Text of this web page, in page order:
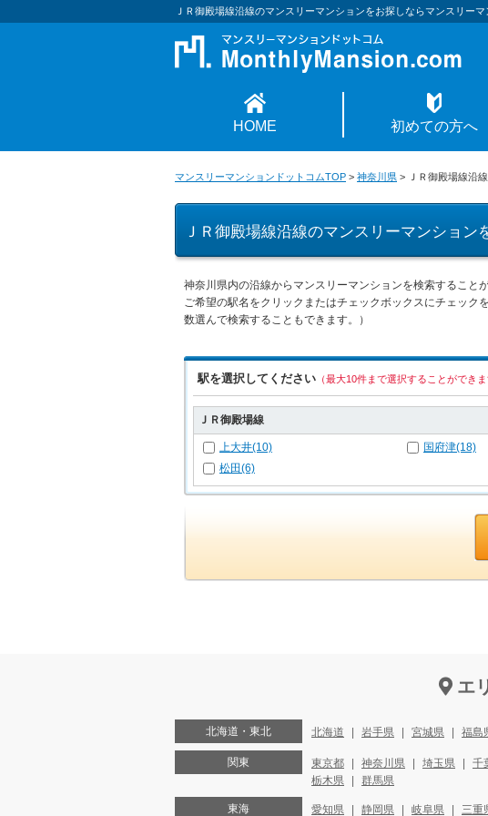
ＪＲ御殿場線沿線のマンスリーマンションをお探しならマンスリー
HOME 初めての方へ
マンスリーマンションドットコムTOP > 神奈川県 > ＪＲ御殿場線沿
ＪＲ御殿場線沿線のマンスリーマンション
神奈川県内の沿線からマンスリーマンションを検索することが
ご希望の駅名をクリックまたはチェックボックスにチェッ
数選んで検索することもできます。）
駅を選択してください （最大10件まで選択することができま
ＪＲ御殿場線
上大井(10) 国府津(18)
松田(6)
エ
北海道・東北 北海道 岩手県 宮城県 福島
関東 東京都 神奈川県 埼玉県 千
栃木県
群馬県
東海 愛知県 静岡県 岐阜県 三重